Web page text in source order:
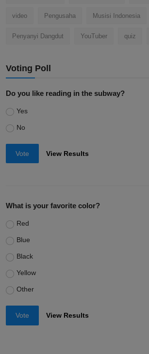
video Pengusaha Musisi Indonesia
Penyanyi Dangdut YouTuber quiz
Voting Poll
Do you like reading in the subway?
Yes
No
Vote View Results
What is your favorite color?
Red
Blue
Black
Yellow
Other
Vote View Results